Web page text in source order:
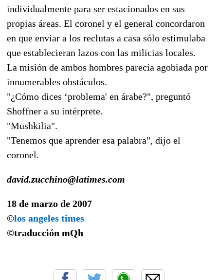
individualmente para ser estacionados en sus
propias áreas. El coronel y el general concordaron
en que enviar a los reclutas a casa sólo estimulaba
que establecieran lazos con las milicias locales.
La misión de ambos hombres parecía agobiada por
innumerables obstáculos.
"¿Cómo dices ‘problema' en árabe?", preguntó
Shoffner a su intérprete.
"Mushkilia".
"Tenemos que aprender esa palabra", dijo el
coronel.
david.zucchino@latimes.com
18 de marzo de 2007
©los angeles times
©traducción mQh